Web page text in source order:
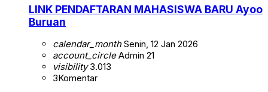
LINK PENDAFTARAN MAHASISWA BARU Ayoo
Buruan
calendar_monthSenin, 12 Jan 2026
account_circleAdmin 21
visibility3.013
3Komentar